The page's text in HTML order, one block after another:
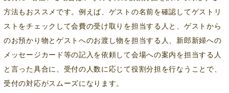
方法もおススメです。例えば、ゲストの名前を確認してゲストリ
ストをチェックして会費の受け取りを担当する人と、ゲストから
のお預かり物とゲストへのお渡し物を担当する人、新郎新婦への
メッセージカード等の記入を依頼して会場への案内を担当する人
と言った具合に、受付の人数に応じて役割分担を行なうことで、
受付の対応がスムーズになります。